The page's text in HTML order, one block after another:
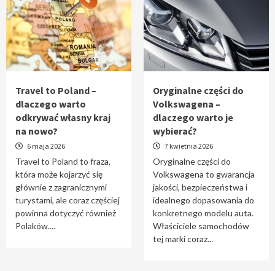
4
5
Tworzenie aplikacji internetowych – jak
powstają nowoczesne rozwiązania cyfrowe
1
Travel to Poland – dlaczego warto odkrywać
własny kraj na nowo?
2
Oryginalne części do Volkswagena –
dlaczego warto je wybierać?
Cięcie laserem i frezowanie CNC –
Travel to Poland –
dlaczego warto
odkrywać własny kraj
na nowo?
6 maja 2026
Travel to Poland to fraza,
która może kojarzyć się
głównie z zagranicznymi
turystami, ale coraz częściej
powinna dotyczyć również
Polaków....
Oryginalne części do
Volkswagena –
dlaczego warto je
wybierać?
7 kwietnia 2026
Oryginalne części do
Volkswagena to gwarancja
jakości, bezpieczeństwa i
idealnego dopasowania do
konkretnego modelu auta.
Właściciele samochodów
tej marki coraz...